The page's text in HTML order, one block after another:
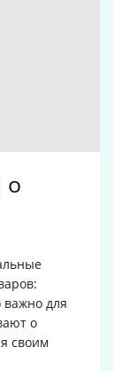
о
для
о
своим